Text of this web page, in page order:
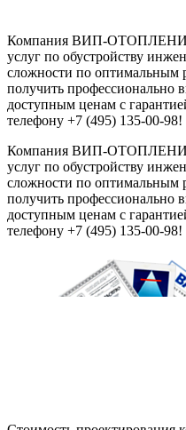
Компания ВИП-ОТОПЛЕНИЕ
услуг по обустройству
сложности по оптимальным
получить профессионально
доступным ценам с
телефону +7 (495) 135‑00‑98!
Компания ВИП-ОТОПЛЕНИЕ
услуг по обустройству
сложности по оптимальным
получить профессионально
доступным ценам с
телефону +7 (495) 135‑00‑98!